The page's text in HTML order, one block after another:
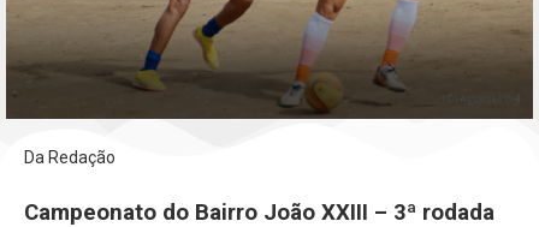
Da Redação
Campeonato do Bairro João XXIII – 3ª rodada